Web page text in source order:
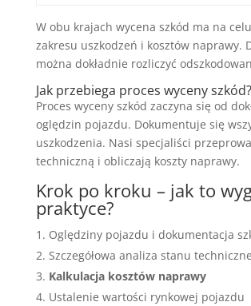
W obu krajach wycena szkód ma na
zakresu uszkodzeń i kosztów naprawy.
można dokładnie rozliczyć
Jak przebiega proces wyceny szkód?
Proces wyceny szkód zaczyna się od
oględzin pojazdu. Dokumentuje się
uszkodzenia. Nasi specjaliści
techniczną i obliczają koszty naprawy.
Krok po kroku – jak to
praktyce?
Oględziny pojazdu i dokumentacja
Szczegółowa analiza stanu
Kalkulacja kosztów naprawy
Ustalenie wartości rynkowej pojazdu